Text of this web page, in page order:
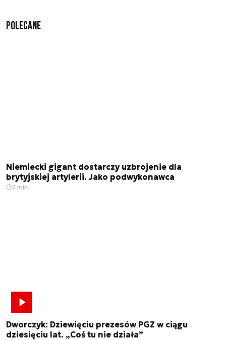
Polecane
Niemiecki gigant dostarczy uzbrojenie dla
brytyjskiej artylerii. Jako podwykonawca
2 min.
Dworczyk: Dziewięciu prezesów PGZ w ciągu
dziesięciu lat. „Coś tu nie działa”